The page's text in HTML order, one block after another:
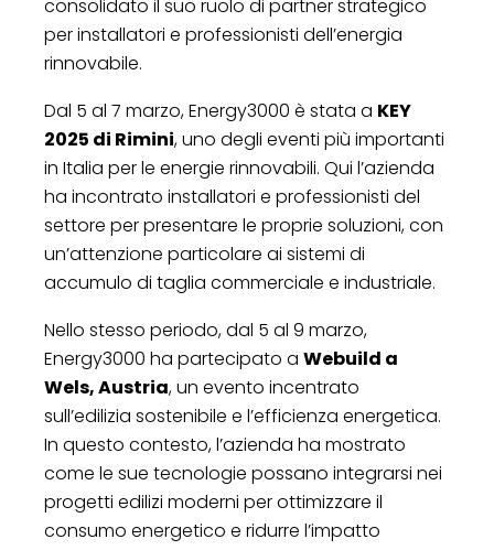
consolidato il suo ruolo di partner strategico
per installatori e professionisti dell’energia
rinnovabile.
Dal 5 al 7 marzo, Energy3000 è stata a KEY
2025 di Rimini, uno degli eventi più importanti
in Italia per le energie rinnovabili. Qui l’azienda
ha incontrato installatori e professionisti del
settore per presentare le proprie soluzioni, con
un’attenzione particolare ai sistemi di
accumulo di taglia commerciale e industriale.
Nello stesso periodo, dal 5 al 9 marzo,
Energy3000 ha partecipato a Webuild a
Wels, Austria, un evento incentrato
sull’edilizia sostenibile e l’efficienza energetica.
In questo contesto, l’azienda ha mostrato
come le sue tecnologie possano integrarsi nei
progetti edilizi moderni per ottimizzare il
consumo energetico e ridurre l’impatto